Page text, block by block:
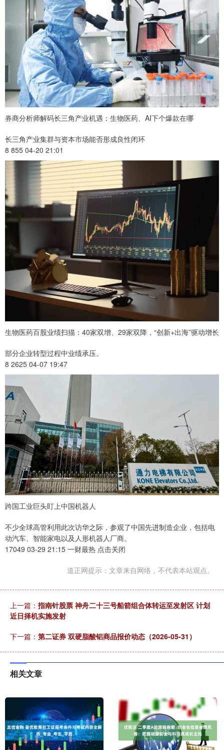
券商分析师解码长三角产业机遇：生物医药、AI下个爆款在哪
长三角产业集群与资本市场能否形成良性闭环
8 855 04-20 21:01
生物医药百股业绩扫描：40家双增、29家双降，“创新+出海”驱动增长
部分企业转型过程中业绩承压。
8 2625 04-07 19:47
跨国工业巨头盯上中国机器人
不少全球高管利用此次访华之际，参观了中国先进制造企业，包括电
动汽车、智能家电以及人形机器人厂商。
17049 03-29 21:15 一财最热 点击关闭
道正网提示：文章来自网络，不代表本站观点。
上一篇： 指南针股票 神舟二十三号船箭组合体转运至发射区 计划
近日择机实施发射
下一篇： 第二证券 双硬脂酸铝商品报价动态（2026-05-31）
相关文章